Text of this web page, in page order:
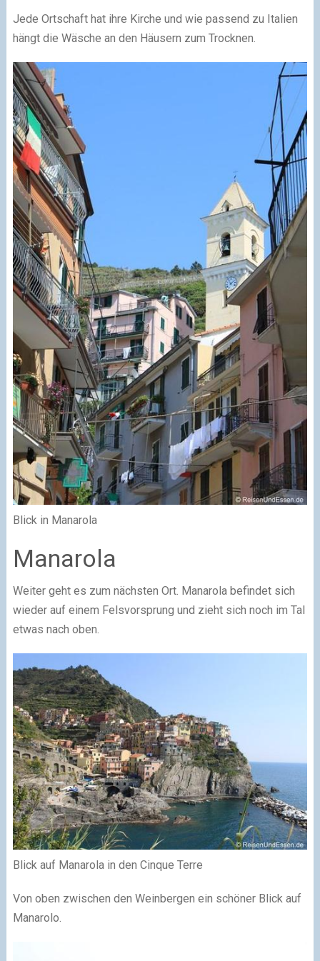
Jede Ortschaft hat ihre Kirche und wie passend zu Italien
hängt die Wäsche an den Häusern zum Trocknen.
Blick in Manarola
Manarola
Weiter geht es zum nächsten Ort. Manarola befindet sich
wieder auf einem Felsvorsprung und zieht sich noch im Tal
etwas nach oben.
Blick auf Manarola in den Cinque Terre
Von oben zwischen den Weinbergen ein schöner Blick auf
Manarolo.